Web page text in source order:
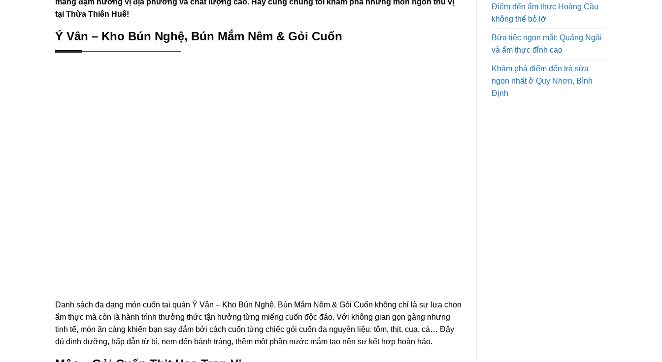
tại Thừa Thiên Huế!
Ý Vân – Kho Bún Nghệ, Bún Mắm Nêm & Gỏi Cuốn
Danh sách đa dạng món cuốn tại quán Ý Vân – Kho Bún Nghệ, Bún Mắm Nêm & Gỏi Cuốn không chỉ là sự lựa chọn
ẩm thực mà còn là hành trình thưởng thức tận hưởng từng miếng cuốn độc đáo. Với không gian gọn gàng nhưng
tinh tế, món ăn càng khiến bạn say đắm bởi cách cuốn từng chiếc gỏi cuốn đa nguyên liệu: tôm, thịt, cua, cá… Đậy
đủ dinh dưỡng, hấp dẫn từ bì, nem đến bánh tráng, thêm một phần nước mắm tạo nên sự kết hợp hoàn hảo.
Điểm đến ẩm thực Hoàng Cầu
không thể bỏ lỡ
Bữa tiệc ngon mắt: Quảng Ngãi
và ẩm thực đỉnh cao
Khám phá điểm đến trà sữa
ngon nhất ở Quy Nhơn, Bình
Định